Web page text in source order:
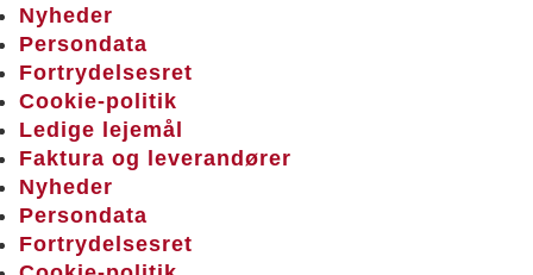
Nyheder
Persondata
Fortrydelsesret
Cookie-politik
Ledige lejemål
Faktura og leverandører
Nyheder
Persondata
Fortrydelsesret